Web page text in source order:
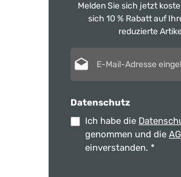
Melden Sie sich jetzt
sich 10 % Rabatt auf
reduzierte
Datenschutz
Ich habe die
genommen und die
einverstanden. *